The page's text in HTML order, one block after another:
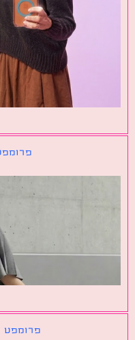
פרומפט שלי
פרומפט על